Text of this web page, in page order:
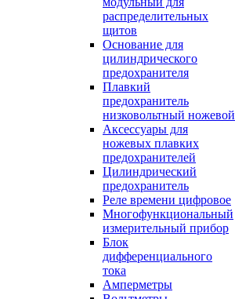
распределительных
щитов
Основание для
цилиндрического
предохранителя
Плавкий
предохранитель
низковольтный ножевой
Аксессуары для
ножевых плавких
предохранителей
Цилиндрический
предохранитель
Реле времени цифровое
Многофункциональный
измерительный прибор
Блок
дифференциального
тока
Амперметры